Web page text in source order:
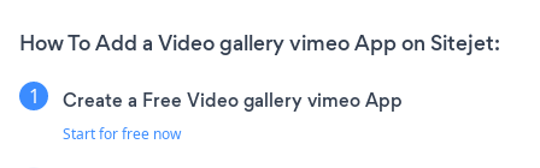
How To Add a Video gallery vimeo App on Sitejet:
Create a Free Video gallery vimeo App
Start for free now